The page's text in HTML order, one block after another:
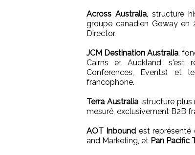
Across Australia, structure
groupe canadien Goway en
Director.
JCM Destination Australia,
Cairns et Auckland, s'est
Conferences, Events) et
francophone.
Terra Australia, structure plus
mesuré, exclusivement B2B
AOT Inbound est représenté
and Marketing, et Pan Pacific